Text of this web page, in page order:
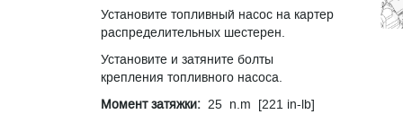
Установите топливный насос на картер
распределительных шестерен.
Установите и затяните болты
крепления топливного насоса.
Момент затяжки: 25 n.m [221 in-lb]